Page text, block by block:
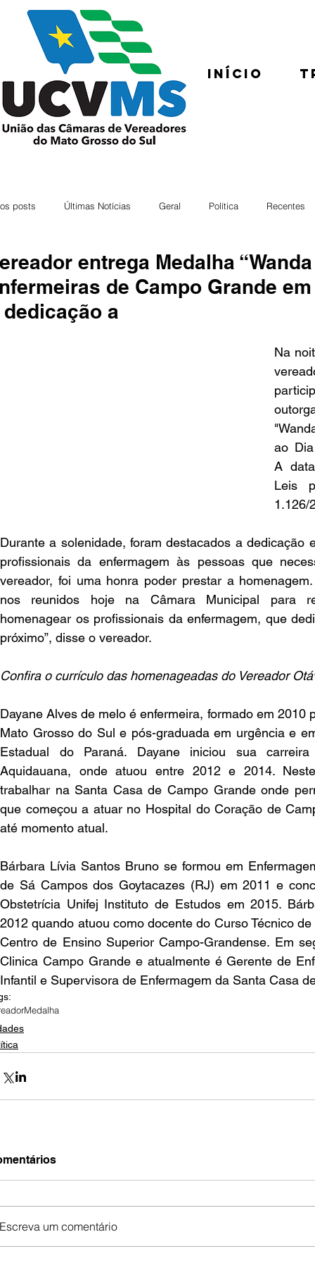
Início
posts Últimas Notícias Geral Política Recentes
entrega Medalha
de Campo Grande
dedicação a
Na
ao
A
Leis
1.126/
Durante a solenidade, foram destacados a dedicação
profissionais da enfermagem às pessoas que
vereador, foi uma honra poder prestar a
nos reunidos hoje na Câmara Municipal para
homenagear os profissionais da enfermagem, que
próximo”, disse o vereador.
Confira o currículo das homenageadas do Vereador
Dayane Alves de melo é enfermeira, formado em 2010
Mato Grosso do Sul e pós-graduada em urgência e
Estadual do Paraná. Dayane iniciou sua
Aquidauana, onde atuou entre 2012 e 2014.
trabalhar na Santa Casa de Campo Grande onde
que começou a atuar no Hospital do Coração de
até momento atual.
Bárbara Lívia Santos Bruno se formou em
de Sá Campos dos Goytacazes (RJ) em 2011 e
Obstetrícia Unifej Instituto de Estudos em 2015.
2012 quando atuou como docente do Curso Técnico
Centro de Ensino Superior Campo-Grandense. Em
Clinica Campo Grande e atualmente é Gerente de
Infantil e Supervisora de Enfermagem da Santa Casa
Medalha
Escreva um comentário